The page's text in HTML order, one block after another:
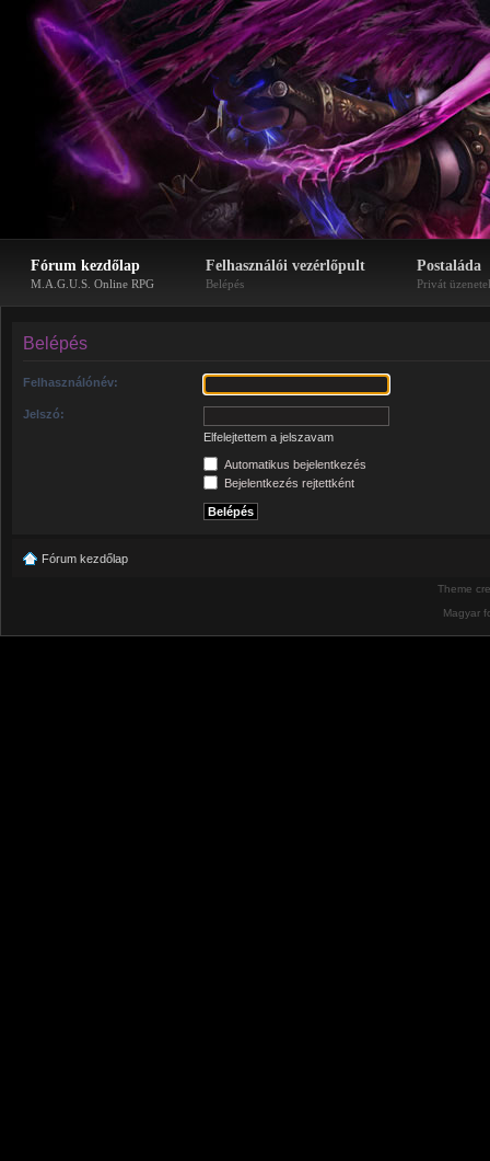
Fórum kezdőlap
M.A.G.U.S. Online RPG
Felhasználói vezérlőpult
Belépés
Postaláda
Privát
Belépés
Felhasználónév:
Jelszó:
Elfelejtettem a jelszavam
Automatikus bejelentkezés
Bejelentkezés rejtettként
Fórum kezdőlap
Theme
Magyar